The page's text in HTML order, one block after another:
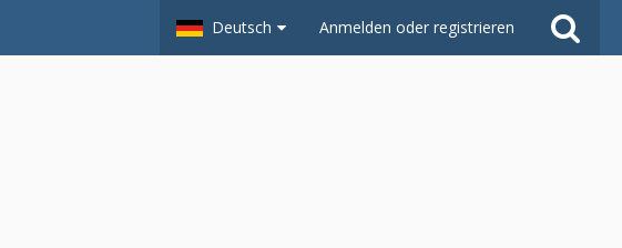
Deutsch Anmelden oder registrieren